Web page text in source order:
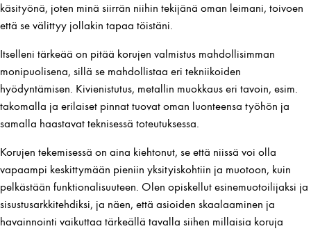
käsityönä, joten minä siirrän niihin tekijänä oman leimani, toivoen
että se välittyy jollakin tapaa töistäni.
Itselleni tärkeää on pitää korujen valmistus mahdollisimman
monipuolisena, sillä se mahdollistaa eri tekniikoiden
hyödyntämisen. Kivienistutus, metallin muokkaus eri tavoin, esim.
takomalla ja erilaiset pinnat tuovat oman luonteensa työhön ja
samalla haastavat teknisessä toteutuksessa.
Korujen tekemisessä on aina kiehtonut, se että niissä voi olla
vapaampi keskittymään pieniin yksityiskohtiin ja muotoon, kuin
pelkästään funktionalisuuteen. Olen opiskellut esinemuotoilijaksi ja
sisustusarkkitehdiksi, ja näen, että asioiden skaalaaminen ja
havainnointi vaikuttaa tärkeällä tavalla siihen millaisia koruja